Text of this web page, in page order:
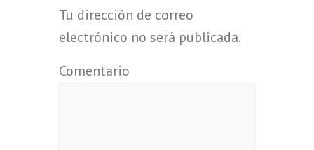
Tu dirección de correo
electrónico no será publicada.
Comentario